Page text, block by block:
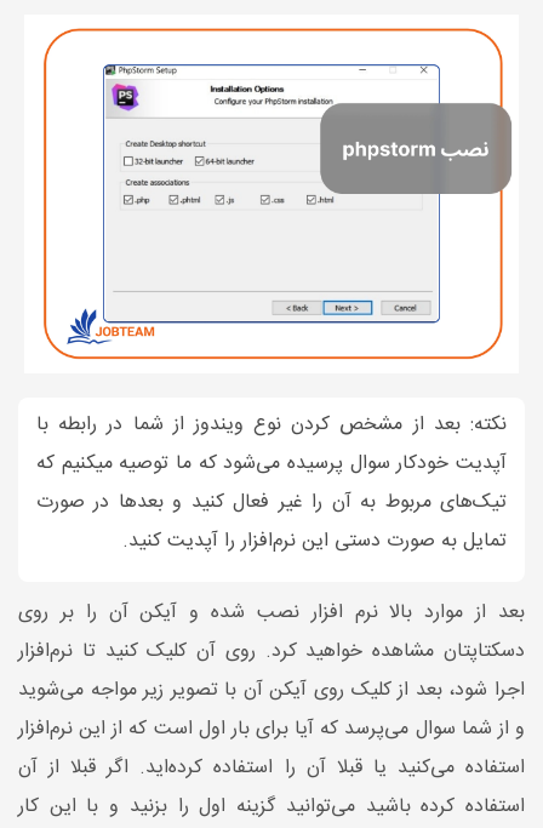
نکته: بعد از مشخص کردن نوع ویندوز از شما در رابطه با
آپدیت خودکار سوال پرسیده می‌شود که ما توصیه میکنیم که
تیک‌های مربوط به آن را غیر فعال کنید و بعد‌ها در صورت
تمایل به صورت دستی این نرم‌افزار را آپدیت کنید.
بعد از موارد بالا نرم افزار نصب شده و آیکن آن را بر روی
دسکتاپتان مشاهده خواهید کرد. روی آن کلیک کنید تا نرم‌افزار
اجرا شود، بعد از کلیک روی آیکن آن با تصویر زیر مواجه می‌شوید
و از شما سوال می‌پرسد که آیا برای بار اول است که از این نرم‌افزار
استفاده می‌کنید یا قبلا آن را استفاده کرده‌اید. اگر قبلا از آن
استفاده کرده باشید می‌توانید گزینه اول را بزنید و با این کار